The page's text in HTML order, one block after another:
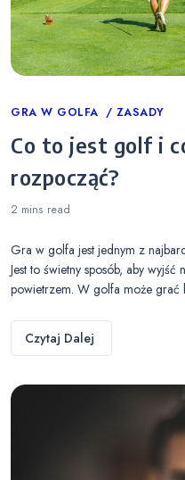
Categories
GRA W GOLFA ZASADY
Co to jest golf i
rozpocząć?
2 mins read
Gra w golfa jest jednym z
Jest to świetny sposób, aby
powietrzem. W golfa może grać
Czytaj Dalej